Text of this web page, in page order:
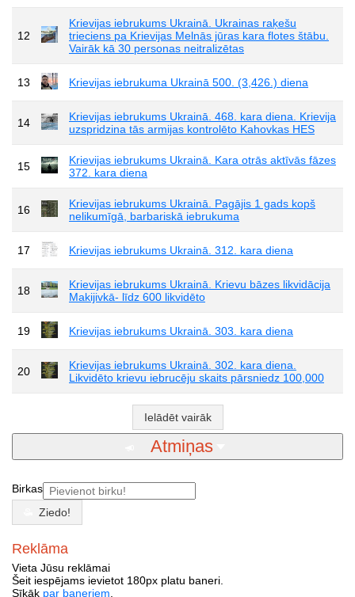
12
Krievijas iebrukums Ukrainā. Ukrainas raķešu
trieciens pa Krievijas Melnās jūras kara flotes štābu.
Vairāk kā 30 personas neitralizētas
13 Krievijas iebrukuma Ukrainā 500. (3,426.) diena
14
Krievijas iebrukums Ukrainā. 468. kara diena. Krievija
uzspridzina tās armijas kontrolēto Kahovkas HES
15
Krievijas iebrukums Ukrainā. Kara otrās aktīvās fāzes
372. kara diena
16
Krievijas iebrukums Ukrainā. Pagājis 1 gads kopš
nelikumīgā, barbariskā iebrukuma
17 Krievijas iebrukums Ukrainā. 312. kara diena
18
Krievijas iebrukums Ukrainā. Krievu bāzes likvidācija
Makijivkā- līdz 600 likvidēto
19 Krievijas iebrukums Ukrainā. 303. kara diena
20
Krievijas iebrukums Ukrainā. 302. kara diena.
Likvidēto krievu iebrucēju skaits pārsniedz 100,000
Ielādēt vairāk
Atmiņas
Birkas
Ziedo!
Reklāma
Vieta Jūsu reklāmai
Šeit iespējams ievietot 180px platu baneri.
Sīkāk par baneriem